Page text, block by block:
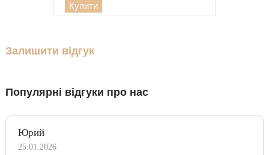
Купити
Залишити відгук
Популярні відгуки про нас
Юрий
25.01.2026